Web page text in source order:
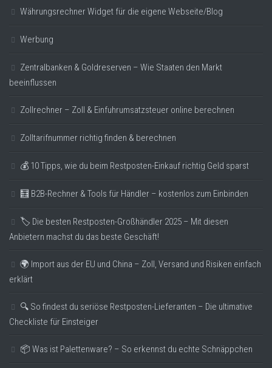
Währungsrechner Widget für die eigene Webseite/Blog
Werbung
Zentralbanken & Goldreserven – Wie Staaten den Markt
beeinflussen
Zollrechner – Zoll & Einfuhrumsatzsteuer online berechnen
Zolltarifnummer richtig finden & berechnen
💰 10 Tipps, wie du beim Restposten-Einkauf richtig Geld sparst
🧮 B2B-Rechner & Tools für Händler – kostenlos zum Einbinden
🏷️ Die besten Restposten-Großhändler 2025 – Mit diesen
Anbietern machst du das beste Geschäft!
🌍 Import aus der EU und China – Zoll, Versand und Risiken einfach
erklärt
🔍 So findest du seriöse Restposten-Lieferanten – Die ultimative
Checkliste für Einsteiger
📦 Was ist Palettenware? – So erkennst du echte Schnäppchen